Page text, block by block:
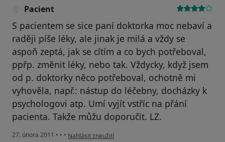
Pacient
S pacientem se sice paní doktorka moc nebaví a
raději píše léky, ale jinak je milá a vždy se
aspoň zeptá, jak se cítím a co bych potřeboval,
ppřp. změnit léky, nebo tak. Vždycky, když jsem
od p. doktorky něco potřeboval, ochotně mi
vyhověla, např.: nástup do léčebny, docházky k
psychologovi atp. Umí vyjít vstříc na přání
pacienta. Takže můžu doporučit. LZ.
27. února 2011 • • • podle názoru uživatele Pacient
Nahlásit zneužití